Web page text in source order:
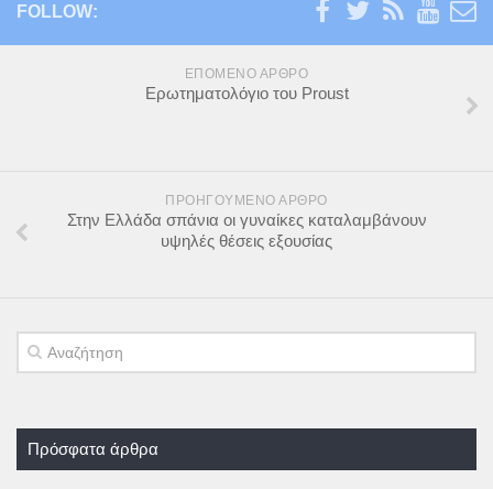
FOLLOW:
ΕΠΌΜΕΝΟ ΆΡΘΡΟ
Ερωτηματολόγιο του Proust
ΠΡΟΗΓΟΎΜΕΝΟ ΆΡΘΡΟ
Στην Ελλάδα σπάνια οι γυναίκες καταλαμβάνουν
υψηλές θέσεις εξουσίας
Πρόσφατα άρθρα